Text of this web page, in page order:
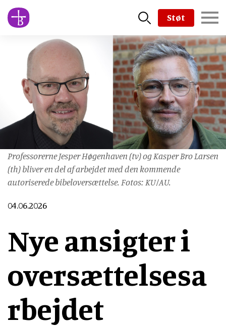
Skip
to
Støt
Professorerne Jesper Høgenhaven (tv) og Kasper Bro Larsen
(th) bliver en del af arbejdet med den kommende
autoriserede bibeloversættelse. Fotos: KU/AU.
04.06.2026
Nye ansigter i
oversættelsesa
rbejdet